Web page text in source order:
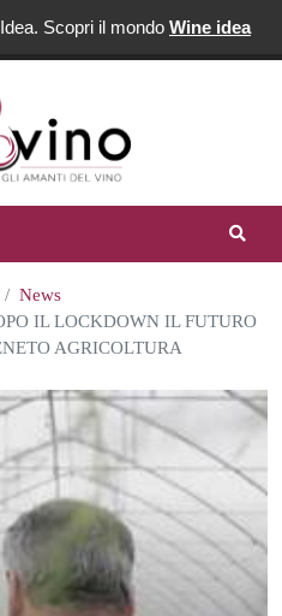
Scopri il mondo Wine idea
News
IL LOCKDOWN IL FUTURO
AGRICOLTURA